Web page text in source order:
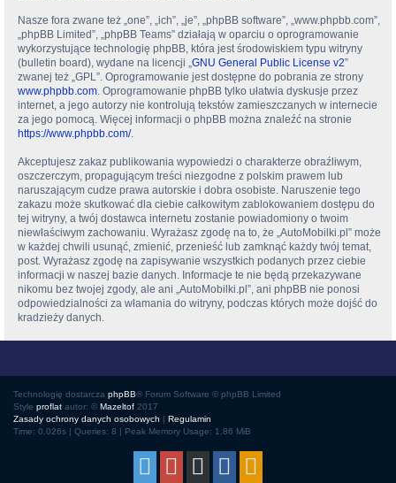
Nasze fora zwane też „one”, „ich”, „je”, „phpBB software”, „www.phpbb.com”,
„phpBB Limited”, „phpBB Teams” działają w oparciu o oprogramowanie
wykorzystujące technologię phpBB, która jest środowiskiem typu witryny
(bulletin board), wydane na licencji „GNU General Public License v2”
zwanej też „GPL”. Oprogramowanie jest dostępne do pobrania ze strony
www.phpbb.com. Oprogramowanie phpBB tylko ułatwia dyskusje przez
internet, a jego autorzy nie kontrolują tekstów zamieszczanych w internecie
za jego pomocą. Więcej informacji o phpBB można znaleźć na stronie
https://www.phpbb.com/.
Akceptujesz zakaz publikowania wypowiedzi o charakterze obraźliwym,
oszczerczym, propagującym treści niezgodne z polskim prawem lub
naruszającym cudze prawa autorskie i dobra osobiste. Naruszenie tego
zakazu może skutkować dla ciebie całkowitym zablokowaniem dostępu do
tej witryny, a twój dostawca internetu zostanie powiadomiony o twoim
niewłaściwym zachowaniu. Wyrażasz zgodę na to, że „AutoMobilki.pl” może
w każdej chwili usunąć, zmienić, przenieść lub zamknąć każdy twój temat,
post. Wyrażasz zgodę na zapisywanie wszystkich podanych przez ciebie
informacji w naszej bazie danych. Informacje te nie będą przekazywane
nikomu bez twojej zgody, ale ani „AutoMobilki.pl”, ani phpBB nie ponosi
odpowiedzialności za włamania do witryny, podczas których może dojść do
kradzieży danych.
Technologię dostarcza phpBB® Forum Software © phpBB Limited
Style proflat autor: © Mazeltof 2017
Zasady ochrony danych osobowych | Regulamin
Time: 0.026s | Queries: 8 | Peak Memory Usage: 1.86 MiB